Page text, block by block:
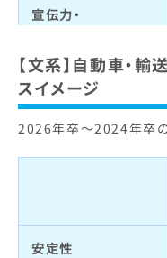
明るさ・楽しさ
職場の人間関係
休日・休暇・
労働時間
宣伝力・
ビジネスモデル
経営者
社会全体への影響力
【文系】自動車・
スイメージ
2026年卒～2024年卒の
安定性